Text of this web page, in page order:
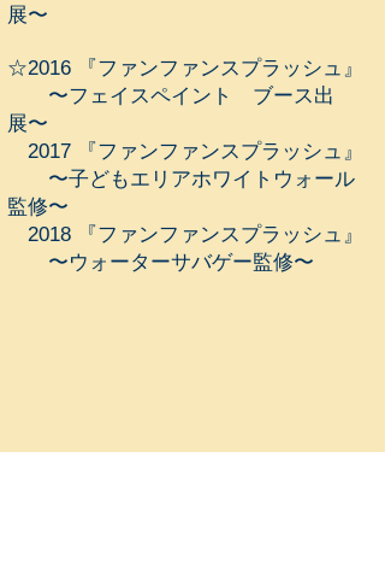
展〜
☆2016 『ファンファンスプラッシュ』
〜フェイスペイント ブース出
展〜
2017 『ファンファンスプラッシュ』
〜子どもエリアホワイトウォール
監修〜
2018 『ファンファンスプラッシュ』
〜ウォーターサバゲー監修〜